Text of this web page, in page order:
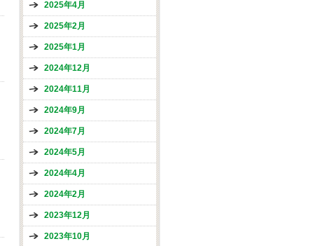
2025年4月
2025年2月
2025年1月
2024年12月
2024年11月
2024年9月
2024年7月
2024年5月
2024年4月
2024年2月
2023年12月
2023年10月